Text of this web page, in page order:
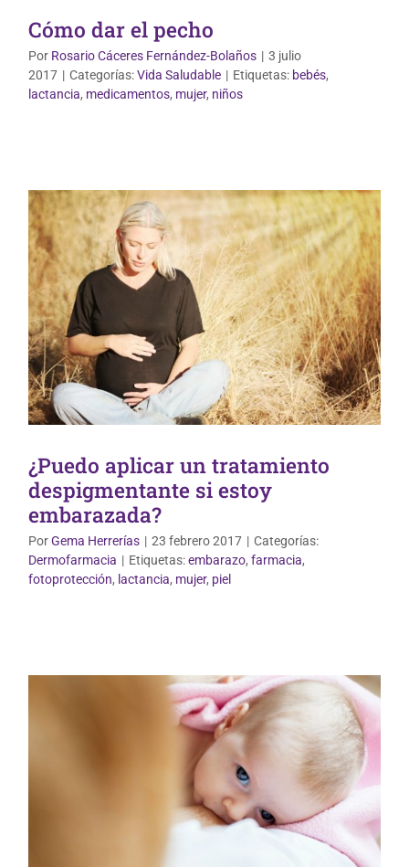
Cómo dar el pecho
Por Rosario Cáceres Fernández-Bolaños | 3 julio
2017 | Categorías:Vida Saludable | Etiquetas: bebés,
lactancia, medicamentos, mujer, niños
Dermofarmacia
¿Puedo aplicar un tratamiento
despigmentante si estoy
embarazada?
PorGema Herrerías | 23 febrero 2017 | Categorías:
Dermofarmacia | Etiquetas:embarazo, farmacia,
fotoprotección, lactancia, mujer, piel
Mundo Infantil